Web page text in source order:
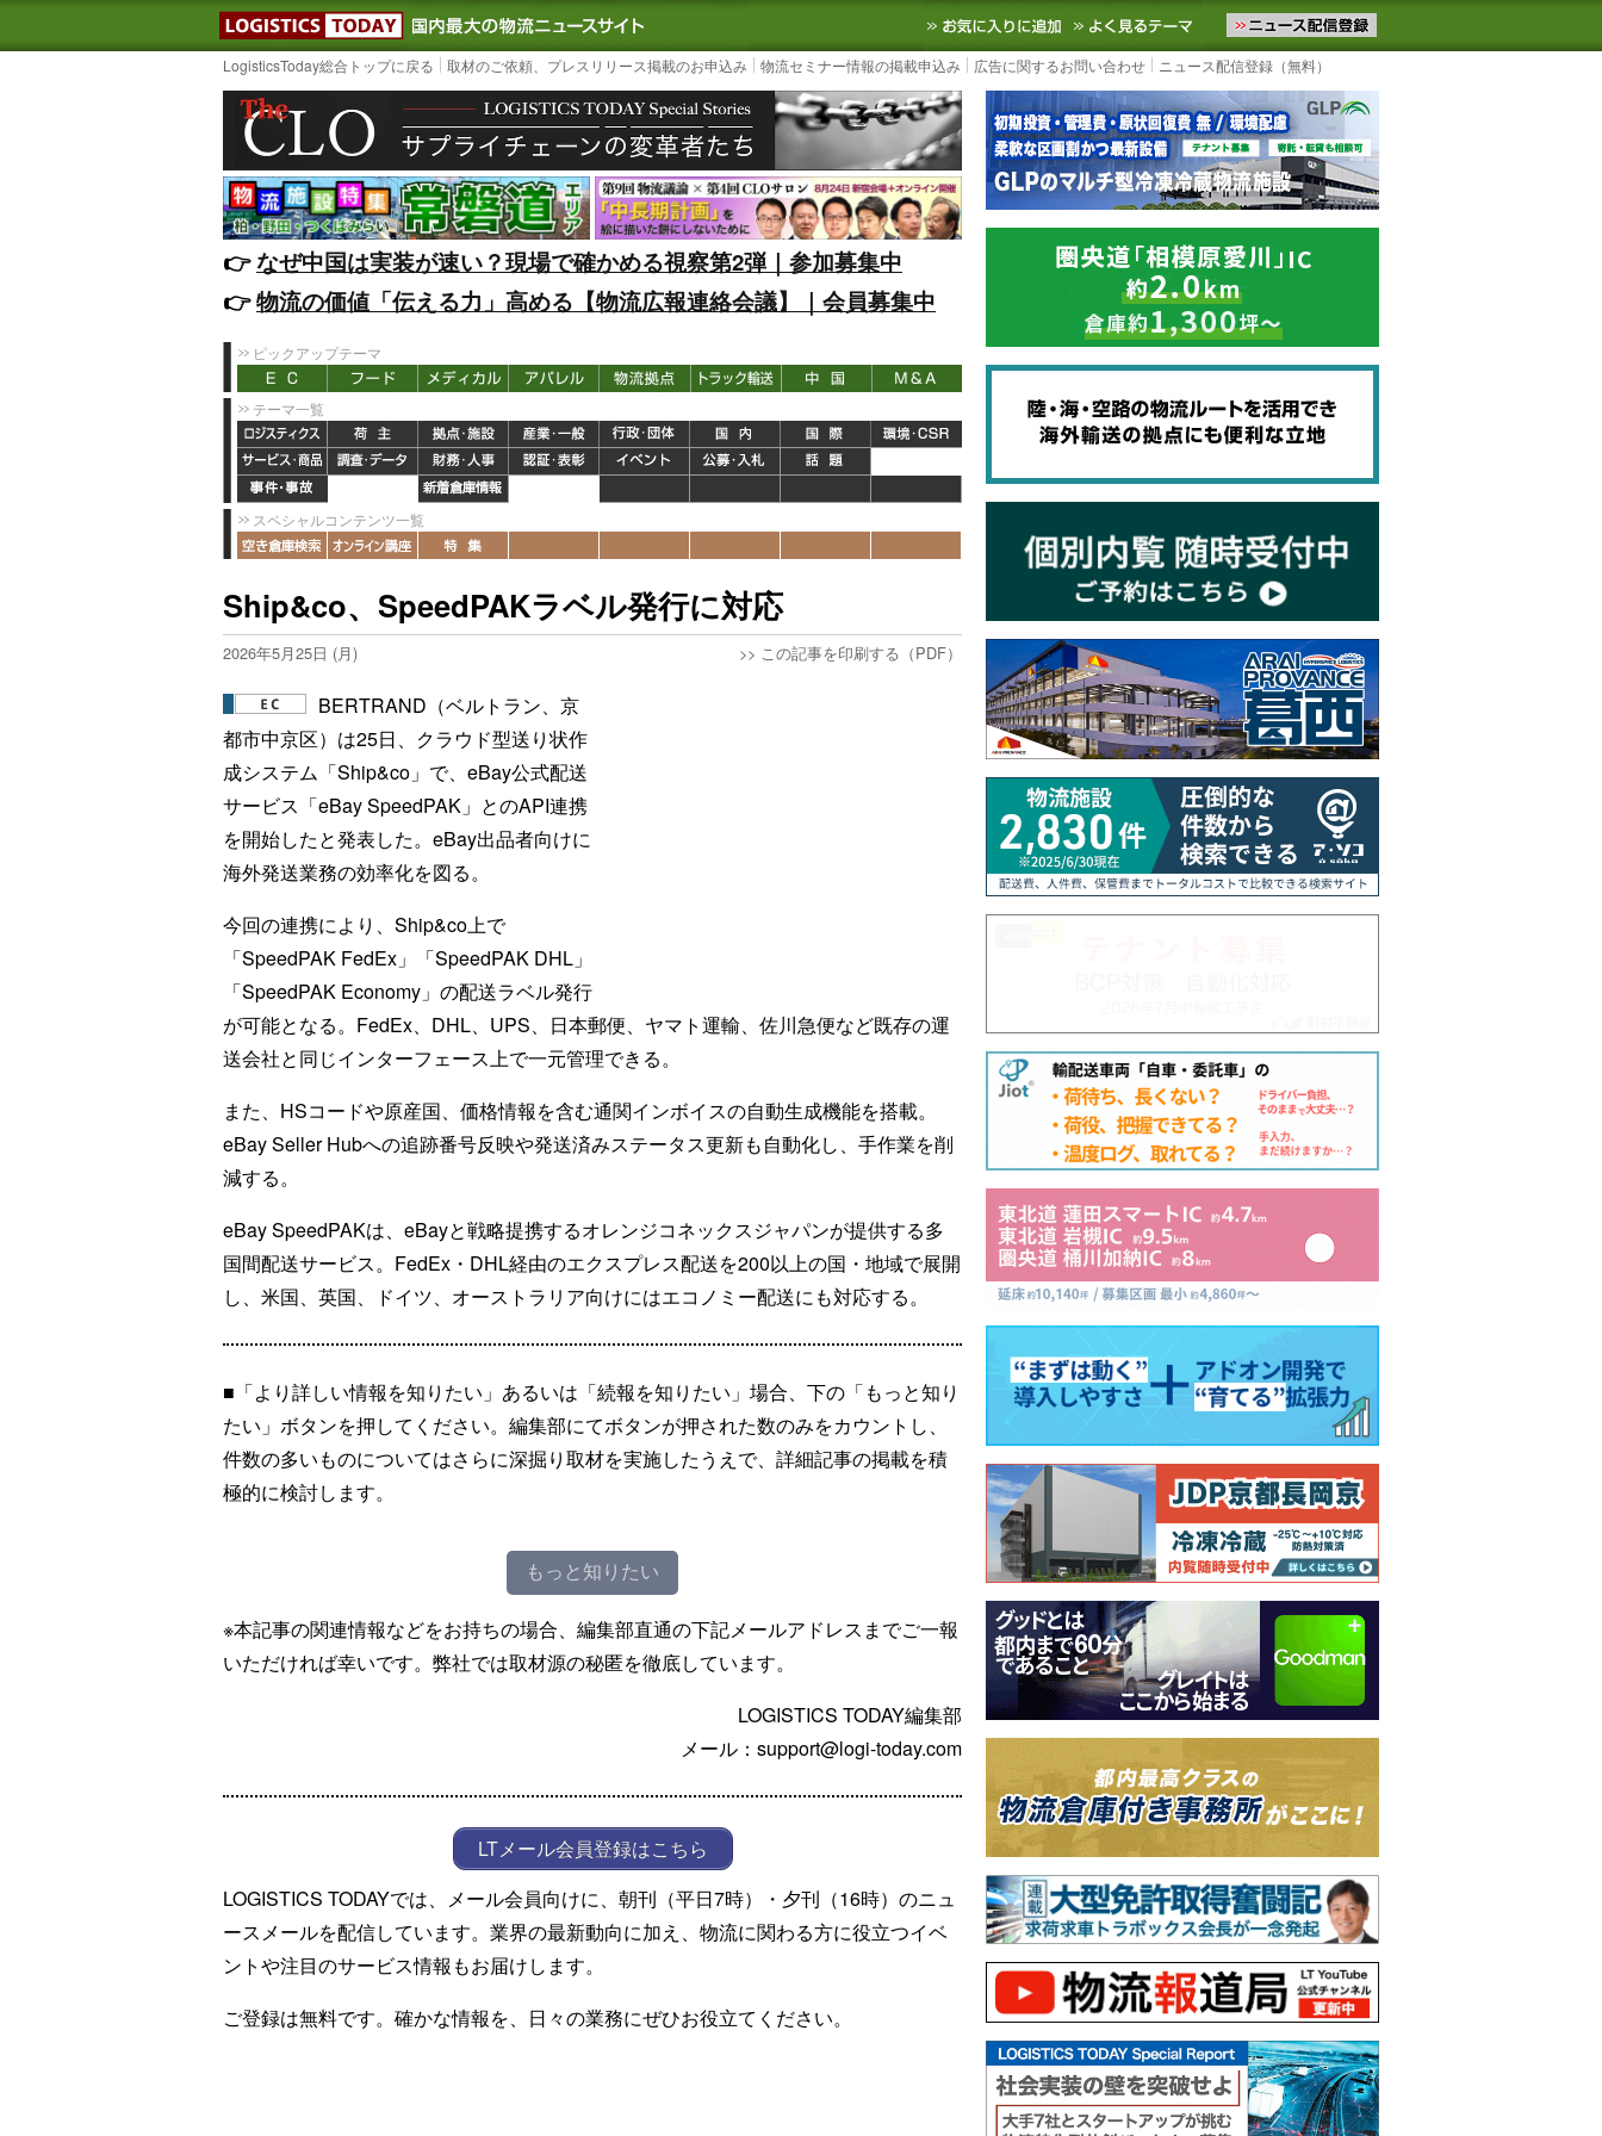
LOGISTICS TODAY｜国内最大の物流ニュースサイト3PL, SCMなど国内外の最新の物流ニュースをお届けします。物流ニュースメール配信を登録す
お気に入りに追加 よく見るテーマ
LogisticsToday総合トップに戻る 取材のご依頼、プレスリリース掲載のお申込み 物流セミナー情報の掲載申込み 広告に関するお問い合わせ ニュース配信登録（無料）
👉️なぜ中国は実装が速い？現場で確かめる視察第2弾｜参加募集中
👉️物流の価値「伝える力」高める【物流広報連絡会議】｜会員募集中
ピックアップテーマ
テーマ一覧
スペシャルコンテンツ一覧
Ship&co、SpeedPAKラベル発行に対応
2026年5月25日 (月) >> この記事を印刷する（PDF）
BERTRAND（ベルトラン、京
都市中京区）は25日、クラウド型送り状作
成システム「Ship&co」で、eBay公式配送
サービス「eBay SpeedPAK」とのAPI連携
を開始したと発表した。eBay出品者向けに
海外発送業務の効率化を図る。
今回の連携により、Ship&co上で
「SpeedPAK FedEx」「SpeedPAK DHL」
「SpeedPAK Economy」の配送ラベル発行
が可能となる。FedEx、DHL、UPS、日本郵便、ヤマト運輸、佐川急便など既存の運
送会社と同じインターフェース上で一元管理できる。
また、HSコードや原産国、価格情報を含む通関インボイスの自動生成機能を搭載。
eBay Seller Hubへの追跡番号反映や発送済みステータス更新も自動化し、手作業を削
減する。
eBay SpeedPAKは、eBayと戦略提携するオレンジコネックスジャパンが提供する多
国間配送サービス。FedEx・DHL経由のエクスプレス配送を200以上の国・地域で展開
し、米国、英国、ドイツ、オーストラリア向けにはエコノミー配送にも対応する。
■「より詳しい情報を知りたい」あるいは「続報を知りたい」場合、下の「もっと知り
たい」ボタンを押してください。編集部にてボタンが押された数のみをカウントし、
件数の多いものについてはさらに深掘り取材を実施したうえで、詳細記事の掲載を積
極的に検討します。
もっと知りたい
※本記事の関連情報などをお持ちの場合、編集部直通の下記メールアドレスまでご一報
いただければ幸いです。弊社では取材源の秘匿を徹底しています。
LOGISTICS TODAY編集部
メール：support@logi-today.com
LTメール会員登録はこちら
LOGISTICS TODAYでは、メール会員向けに、朝刊（平日7時）・夕刊（16時）のニュ
ースメールを配信しています。業界の最新動向に加え、物流に関わる方に役立つイベ
ントや注目のサービス情報もお届けします。
ご登録は無料です。確かな情報を、日々の業務にぜひお役立てください。